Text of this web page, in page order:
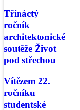
Třináctý
ročník
architektonické
soutěže Život
pod střechou
Vítězem 22.
ročníku
studentské